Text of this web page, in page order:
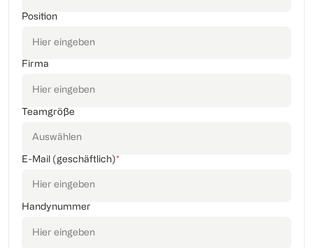
Position
Firma
Teamgröße
E-Mail (geschäftlich)*
Handynummer